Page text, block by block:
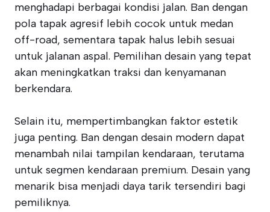
menghadapi berbagai kondisi jalan. Ban dengan
pola tapak agresif lebih cocok untuk medan
off-road, sementara tapak halus lebih sesuai
untuk jalanan aspal. Pemilihan desain yang tepat
akan meningkatkan traksi dan kenyamanan
berkendara.
Selain itu, mempertimbangkan faktor estetik
juga penting. Ban dengan desain modern dapat
menambah nilai tampilan kendaraan, terutama
untuk segmen kendaraan premium. Desain yang
menarik bisa menjadi daya tarik tersendiri bagi
pemiliknya.